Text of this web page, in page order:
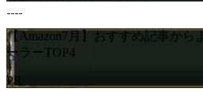
【Amazon7月】おすすめ記事から
ーラーTOP4
PR